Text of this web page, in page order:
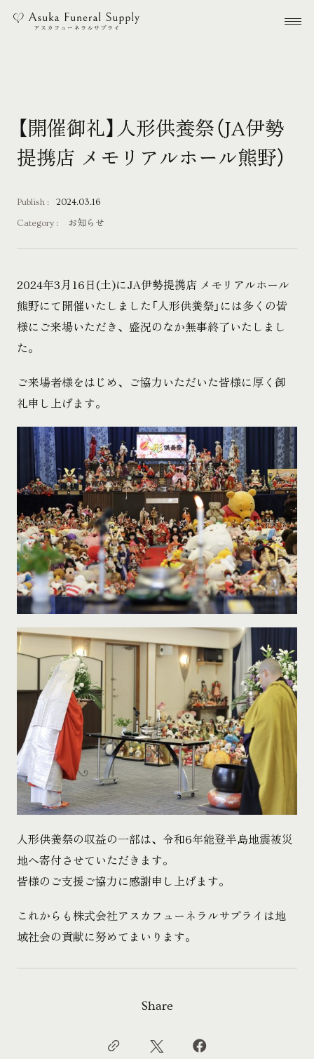
メ
【開催御礼】人形供養祭（JA伊勢
提携店 メモリアルホール熊野）
Publish : 2024.03.16
Category : お知らせ
2024年3月16日(土)にJA伊勢提携店 メモリアルホール
熊野にて開催いたしました「人形供養祭」には多くの皆
様にご来場いただき、盛況のなか無事終了いたしまし
た。
ご来場者様をはじめ、ご協力いただいた皆様に厚く御
礼申し上げます。
人形供養祭の収益の一部は、令和6年能登半島地震被災
地へ寄付させていただきます。
皆様のご支援ご協力に感謝申し上げます。
これからも株式会社アスカフューネラルサプライは地
域社会の貢献に努めてまいります。
Share